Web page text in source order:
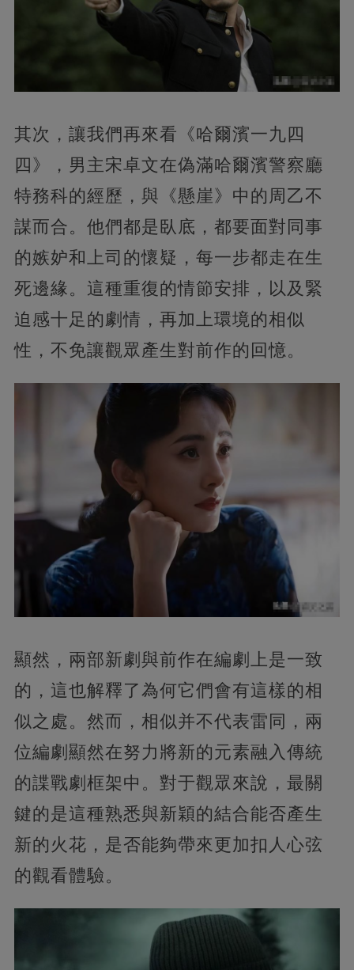
其次，讓我們再來看《哈爾濱一九四
四》，男主宋卓文在偽滿哈爾濱警察廳
特務科的經歷，與《懸崖》中的周乙不
謀而合。他們都是臥底，都要面對同事
的嫉妒和上司的懷疑，每一步都走在生
死邊緣。這種重復的情節安排，以及緊
迫感十足的劇情，再加上環境的相似
性，不免讓觀眾產生對前作的回憶。
顯然，兩部新劇與前作在編劇上是一致
的，這也解釋了為何它們會有這樣的相
似之處。然而，相似并不代表雷同，兩
位編劇顯然在努力將新的元素融入傳統
的諜戰劇框架中。對于觀眾來說，最關
鍵的是這種熟悉與新穎的結合能否產生
新的火花，是否能夠帶來更加扣人心弦
的觀看體驗。